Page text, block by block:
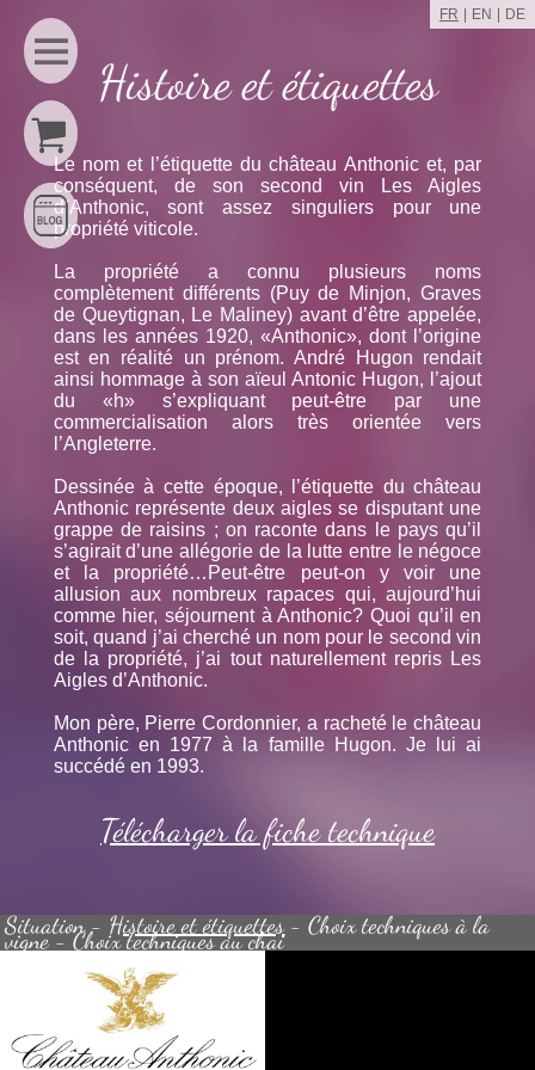
Histoire et étiquettes
Le nom et l’étiquette du château Anthonic et, par
conséquent, de son second vin Les Aigles
d’Anthonic, sont assez singuliers pour une
propriété viticole.
La propriété a connu plusieurs noms
complètement différents (Puy de Minjon, Graves
de Queytignan, Le Maliney) avant d’être appelée,
dans les années 1920, «Anthonic», dont l’origine
est en réalité un prénom. André Hugon rendait
ainsi hommage à son aïeul Antonic Hugon, l’ajout
du «h» s’expliquant peut-être par une
commercialisation alors très orientée vers
l’Angleterre.
Dessinée à cette époque, l’étiquette du château
Anthonic représente deux aigles se disputant une
grappe de raisins ; on raconte dans le pays qu’il
s’agirait d’une allégorie de la lutte entre le négoce
et la propriété…Peut-être peut-on y voir une
allusion aux nombreux rapaces qui, aujourd’hui
comme hier, séjournent à Anthonic? Quoi qu’il en
soit, quand j’ai cherché un nom pour le second vin
de la propriété, j’ai tout naturellement repris Les
Aigles d’Anthonic.
Mon père, Pierre Cordonnier, a racheté le château
Anthonic en 1977 à la famille Hugon. Je lui ai
succédé en 1993.
Télécharger la fiche technique
Situation- Histoire et étiquettes-Choix techniques à la
vigne-Choix techniques au chai
FR EN DE